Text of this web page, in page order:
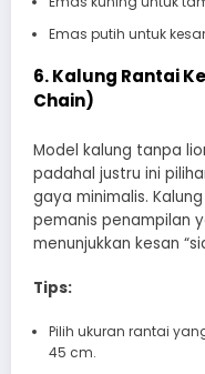
Emas putih untuk
6. Kalung Rantai
Chain)
Model kalung tanpa
padahal justru ini
gaya minimalis.
pemanis penampilan
menunjukkan kesan
Tips:
Pilih ukuran rantai
45 cm.